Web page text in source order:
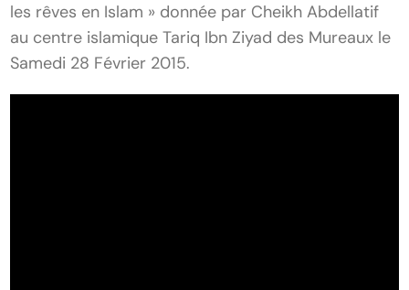
les rêves en Islam » donnée par Cheikh Abdellatif
au centre islamique Tariq Ibn Ziyad des Mureaux le
Samedi 28 Février 2015.